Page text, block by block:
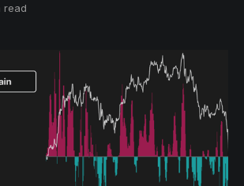
đang mờ dần, nhường chỗ cho kỳ
read